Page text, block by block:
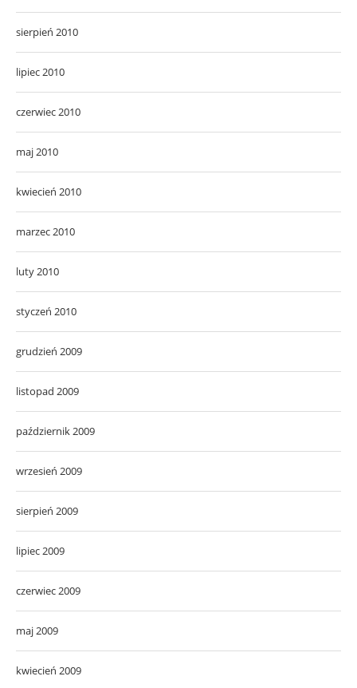
sierpień 2010
lipiec 2010
czerwiec 2010
maj 2010
kwiecień 2010
marzec 2010
luty 2010
styczeń 2010
grudzień 2009
listopad 2009
październik 2009
wrzesień 2009
sierpień 2009
lipiec 2009
czerwiec 2009
maj 2009
kwiecień 2009